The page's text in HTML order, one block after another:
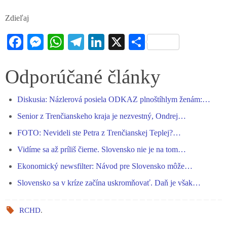
Zdieľaj
Fa
bo
ok
M
se
er
W
ts
pp
Te
gr
m
Li
ed
X S
re
Odporúčané články
Diskusia: Názlerová posiela ODKAZ plnoštíhlym ženám:…
Senior z Trenčianskeho kraja je nezvestný, Ondrej…
FOTO: Nevideli ste Petra z Trenčianskej Teplej?…
Vidíme sa až príliš čierne. Slovensko nie je na tom…
Ekonomický newsfilter: Návod pre Slovensko môže…
Slovensko sa v kríze začína uskromňovať. Daň je však…
RCHD.